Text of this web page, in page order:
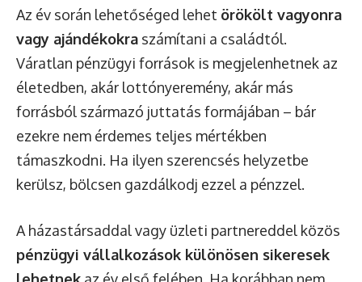
Az év során lehetőséged lehet örökölt vagyonra
vagy ajándékokra számítani a családtól.
Váratlan pénzügyi források is megjelenhetnek az
életedben, akár lottónyeremény, akár más
forrásból származó juttatás formájában – bár
ezekre nem érdemes teljes mértékben
támaszkodni. Ha ilyen szerencsés helyzetbe
kerülsz, bölcsen gazdálkodj ezzel a pénzzel.
A házastársaddal vagy üzleti partnereddel közös
pénzügyi vállalkozások különösen sikeresek